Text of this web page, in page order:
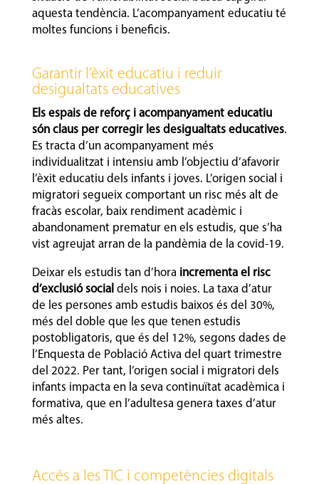
aquesta tendència. L’acompanyament educatiu té
moltes funcions i beneficis.
Garantir l’èxit educatiu i reduir
desigualtats educatives
Els espais de reforç i acompanyament educatiu
són claus per corregir les desigualtats educatives.
Es tracta d’un acompanyament més
individualitzat i intensiu amb l’objectiu d’afavorir
l’èxit educatiu dels infants i joves. L’origen social i
migratori segueix comportant un risc més alt de
fracàs escolar, baix rendiment acadèmic i
abandonament prematur en els estudis, que s’ha
vist agreujat arran de la pandèmia de la covid-19.
Deixar els estudis tan d’hora incrementa el risc
d’exclusió social dels nois i noies. La taxa d’atur
de les persones amb estudis baixos és del 30%,
més del doble que les que tenen estudis
postobligatoris, que és del 12%, segons dades de
l’Enquesta de Població Activa del quart trimestre
del 2022. Per tant, l’origen social i migratori dels
infants impacta en la seva continuïtat acadèmica i
formativa, que en l’adultesa genera taxes d’atur
més altes.
Accés a les TIC i competències digitals